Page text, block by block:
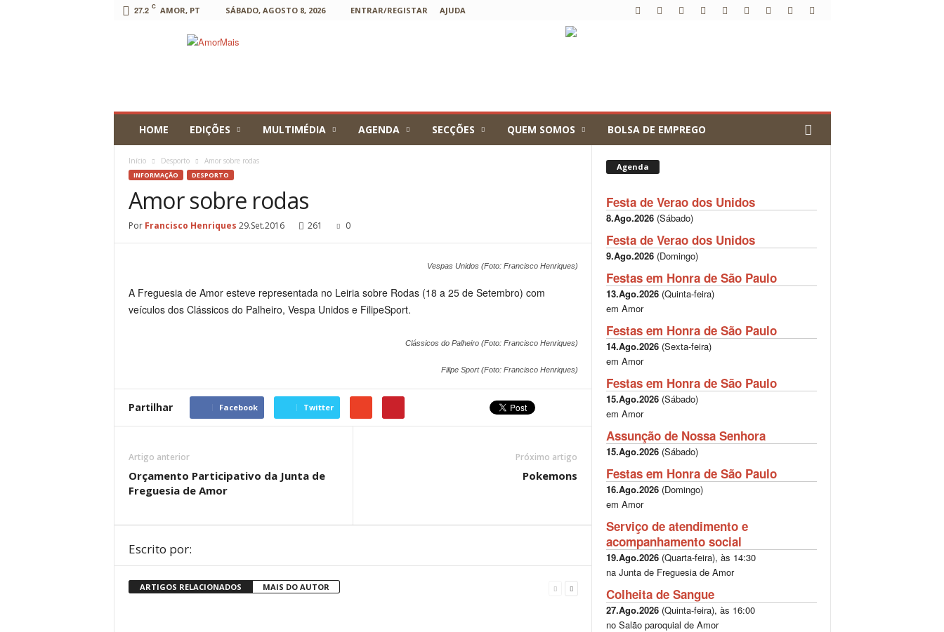
27.2 C AMOR, PT SÁBADO, AGOSTO 8, 2026 ENTRAR/REGISTAR AJUDA
HOME EDIÇÕES MULTIMÉDIA AGENDA SECÇÕES QUEM SOMOS BOLSA DE EMPREGO
Início Desporto Amor sobre rodas
INFORMAÇÃO DESPORTO
Amor sobre rodas
Por Francisco Henriques 29.Set.2016 261 0
Vespas Unidos (Foto: Francisco Henriques)
A Freguesia de Amor esteve representada no Leiria sobre Rodas (18 a 25 de Setembro) com
veículos dos Clássicos do Palheiro, Vespa Unidos e FilipeSport.
Clássicos do Palheiro (Foto: Francisco Henriques)
Filipe Sport (Foto: Francisco Henriques)
Partilhar Facebook Twitter
Artigo anterior
Orçamento Participativo da Junta de
Freguesia de Amor
Próximo artigo
Pokemons
Escrito por:
ARTIGOS RELACIONADOS MAIS DO AUTOR
Agenda
Festa de Verao dos Unidos
8.Ago.2026(Sábado)
Festa de Verao dos Unidos
9.Ago.2026(Domingo)
Festas em Honra de São Paulo
13.Ago.2026(Quinta-feira)
em Amor
Festas em Honra de São Paulo
14.Ago.2026(Sexta-feira)
em Amor
Festas em Honra de São Paulo
15.Ago.2026(Sábado)
em Amor
Assunção de Nossa Senhora
15.Ago.2026(Sábado)
Festas em Honra de São Paulo
16.Ago.2026(Domingo)
em Amor
Serviço de atendimento e
acompanhamento social
19.Ago.2026(Quarta-feira), às 14:30
na Junta de Freguesia de Amor
Colheita de Sangue
27.Ago.2026(Quinta-feira), às 16:00
no Salão paroquial de Amor